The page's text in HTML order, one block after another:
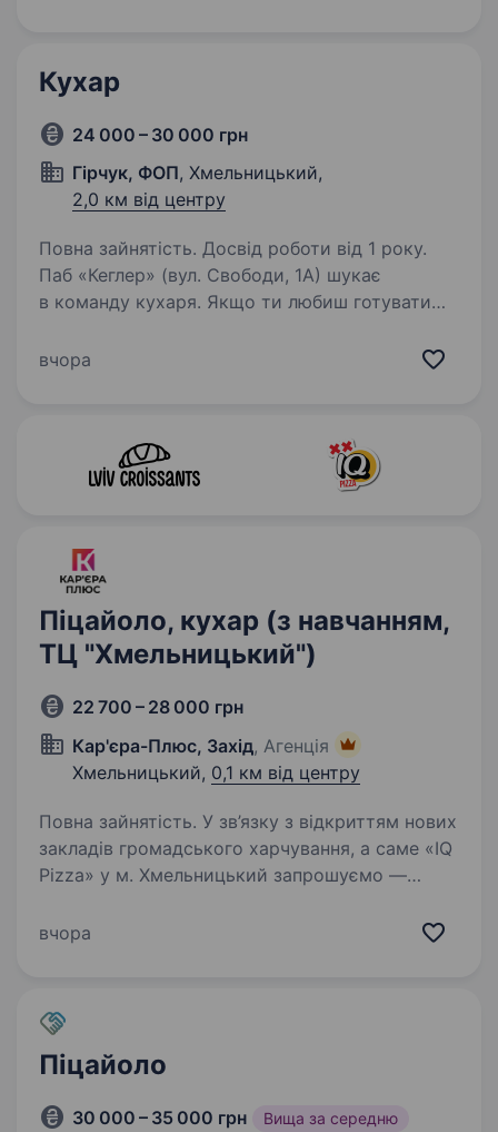
Кухар
24 000 – 30 000 грн
Гірчук, ФОП, Хмельницький,
2,0 км від центру
Повна зайнятість. Досвід роботи від 1 року.
Паб «Кеглер» (вул. Свободи, 1А) шукає
в команду кухаря. Якщо ти любиш готувати
в стабільному закладі з адекватним
вчора
Піцайоло, кухар (з навчанням,
ТЦ "Хмельницький")
22 700 – 28 000 грн
Кар'єра-Плюс, Захід, Агенція
Хмельницький, 0,1 км від центру
Повна зайнятість. У зв’язку з відкриттям нових
закладів громадського харчування, а саме «IQ
Pizza» у м. Хмельницький запрошуємо —
не потрібен — усе покажемо, пояснимо і
вчора
Піцайоло
30 000 – 35 000 грн Вища за середню